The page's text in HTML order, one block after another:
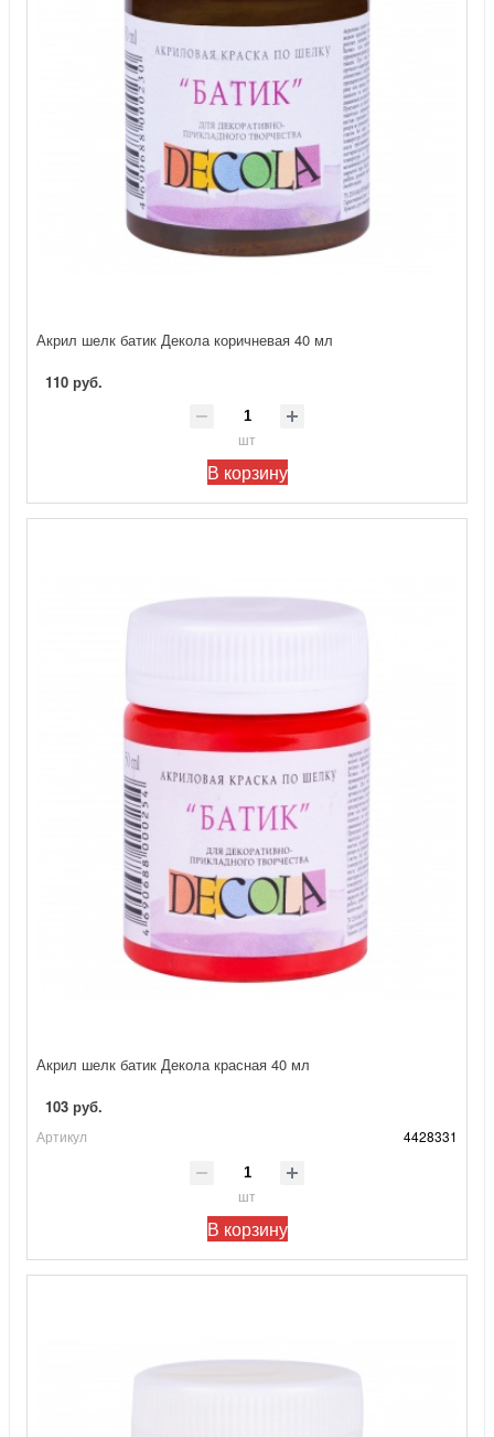
Акрил шелк батик Декола коричневая 40 мл
110 руб.
шт
В корзину
Акрил шелк батик Декола красная 40 мл
103 руб.
Артикул 4428331
шт
В корзину